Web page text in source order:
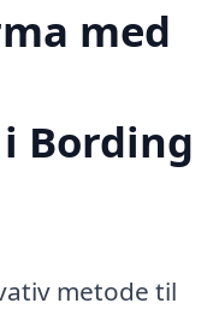
med
Bording
metode til